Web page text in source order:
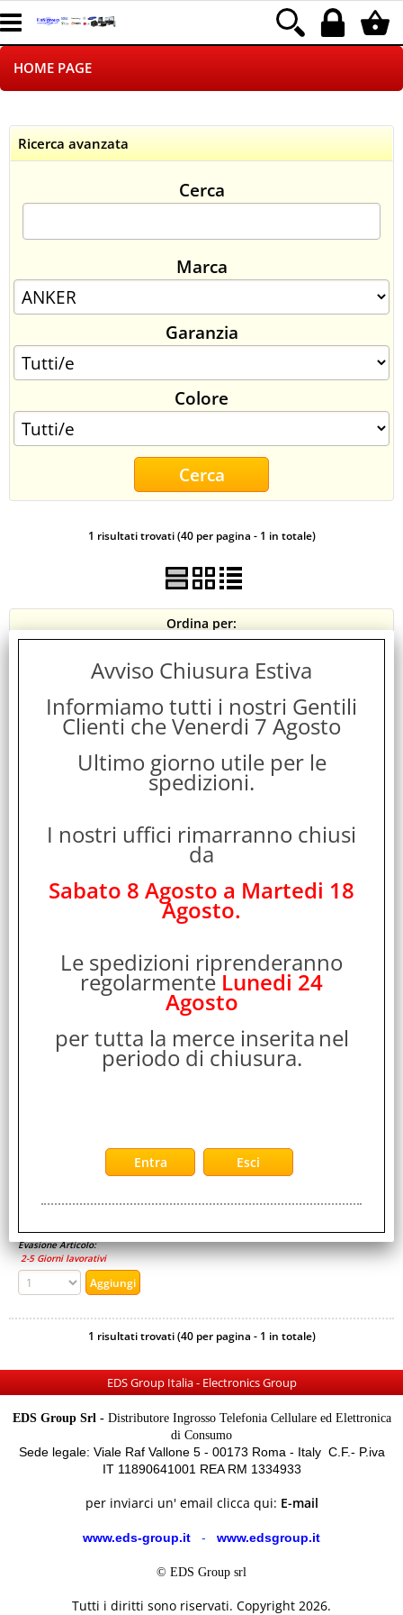
HOME PAGE
LOGISTICA
NEGOZI ON LINE
SINCRONIZZATI CON NOI
SPEDIZIONI
CONTATTI
Ricerca avanzata
Cerca
Marca
Garanzia
Colore
1 risultati trovati (40 per pagina - 1 in totale)
Ordina per:
ANKER QI POWERPORT CARICABATTERIE WIRELESS
10W USB NERO
350688
Garanzia:
Cod. EAN:
0848061041842
Tipologia alimentazione: USB, Compatibilità caricatore:
Smartphone. Voltaggio di [...]
Prezzo:
Evasione Articolo:
2-5 Giorni lavorativi
1 risultati trovati (40 per pagina - 1 in totale)
EDS Group Italia - Electronics Group
EDS Group Srl -Distributore Ingrosso Telefonia Cellulare ed Elettronica
di Consumo
Sede legale: Viale Raf Vallone 5 - 00173 Roma - Italy C.F.- P.iva
IT 11890641001 REA RM 1334933
per inviarci un' email clicca qui: E-mail
www.eds-group.it - www.edsgroup.it
© EDS Group srl
Tutti i diritti sono riservati. Copyright 2026.
Avviso Chiusura Estiva
Informiamo tutti i nostri Gentili
Clienti che Venerdi 7 Agosto
Ultimo giorno utile per le
spedizioni.
I nostri uffici rimarranno chiusi
da
Sabato 8 Agosto a Martedi 18
Agosto.
Le spedizioni riprenderanno
regolarmente Lunedi 24
Agosto
per tutta la merce inserita nel
periodo di chiusura.